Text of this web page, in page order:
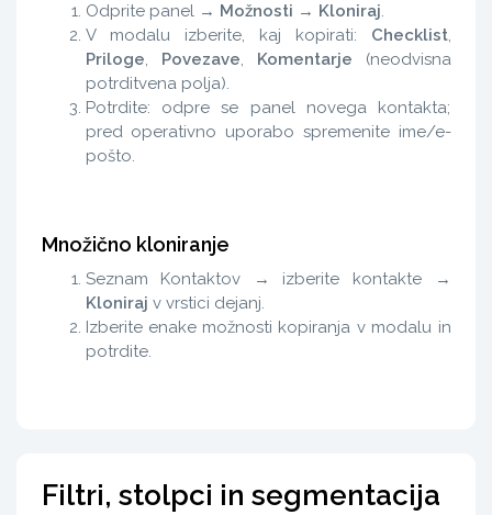
Odprite panel → Možnosti → Kloniraj.
V modalu izberite, kaj kopirati: Checklist,
Priloge, Povezave, Komentarje (neodvisna
potrditvena polja).
Potrdite: odpre se panel novega kontakta;
pred operativno uporabo spremenite ime/e-
pošto.
Množično kloniranje
Seznam Kontaktov → izberite kontakte →
Kloniraj v vrstici dejanj.
Izberite enake možnosti kopiranja v modalu in
potrdite.
Filtri, stolpci in segmentacija